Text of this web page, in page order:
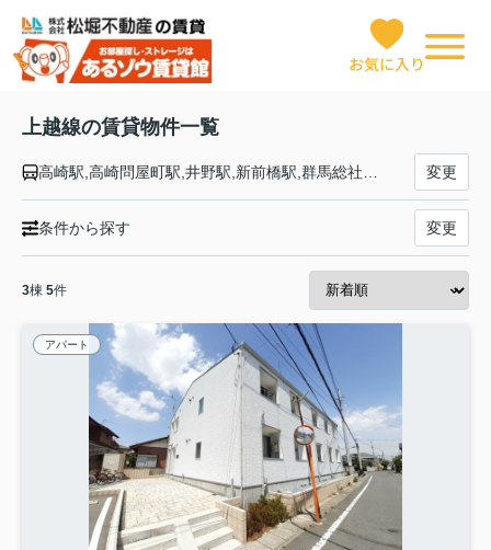
お気に入り
上越線の賃貸物件一覧
変更
条件から探す 変更
3棟 5件
アパート